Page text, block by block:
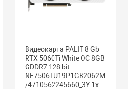
Видеокарта PALIT 8 Gb
RTX 5060Ti White OC 8GB
GDDR7 128 bit
NE7506TU19P1GB2062M
/4710562245660_3Y 1x